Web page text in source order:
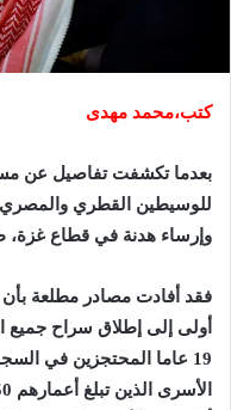
كتب،محمد مهدى
بعدما تكشفت تفاصيل عن
للوسيطين القطري
وإرساء هدنة في قطاع
فقد أفادت مصادر مطلعة
أولى إلى إطلاق سراح جميع
19 عاما المحتجزين في